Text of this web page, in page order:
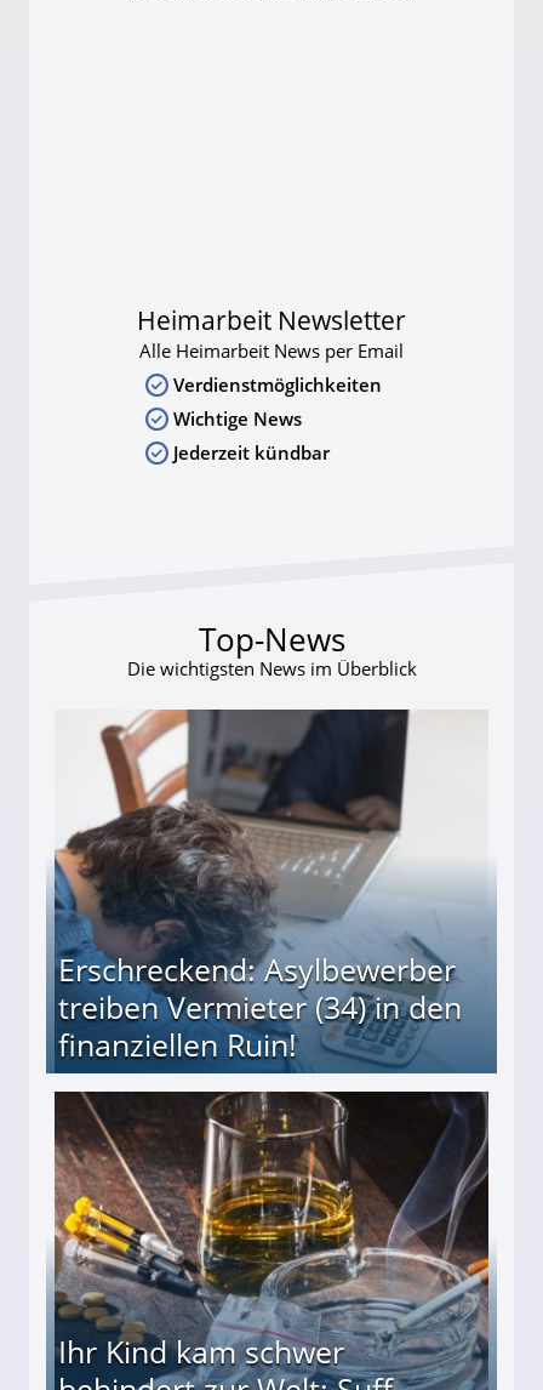
Heimarbeit Newsletter
Alle Heimarbeit News per Email
Verdienstmöglichkeiten
Wichtige News
Jederzeit kündbar
Top-News
Die wichtigsten News im Überblick
Erschreckend: Asylbewerber
treiben Vermieter (34) in den
finanziellen Ruin!
(34) in den finanziellen Ruin!
Ihr Kind kam schwer